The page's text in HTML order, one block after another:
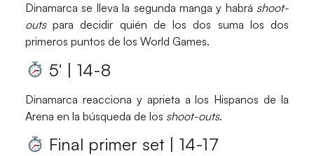
Dinamarca se lleva la segunda manga y habrá shoot-
outspara decidir quién de los dos suma los dos
primeros puntos de los World Games.
5′ | 14-8
Dinamarca reacciona y aprieta a los Hispanos de la
Arena en la búsqueda de los shoot-outs.
Final primer set | 14-17